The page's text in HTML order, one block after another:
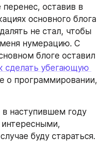
оставив в
основного блога
не стал, чтобы
нумерацию. С
блоге оставил
сделать убегающую
о программировании,
наступившем году
буду стараться.